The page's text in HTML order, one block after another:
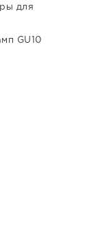
для
GU10